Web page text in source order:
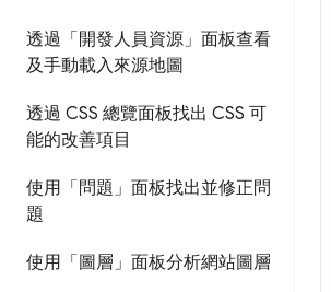
透過「開發人員資源」面板查看
及手動載入來源地圖
透過 CSS 總覽面板找出 CSS 可
能的改善項目
使用「問題」面板找出並修正問
題
使用「圖層」面板分析網站圖層